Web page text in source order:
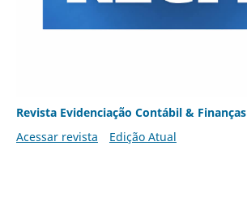
Revista Evidenciação Contábil & Finanças
Acessar revista
Edição Atual